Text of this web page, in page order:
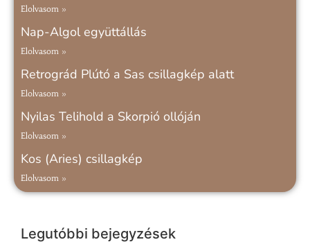
Elolvasom »
Nap-Algol együttállás
Elolvasom »
Retrográd Plútó a Sas csillagkép alatt
Elolvasom »
Nyilas Telihold a Skorpió ollóján
Elolvasom »
Kos (Aries) csillagkép
Elolvasom »
Legutóbbi bejegyzések